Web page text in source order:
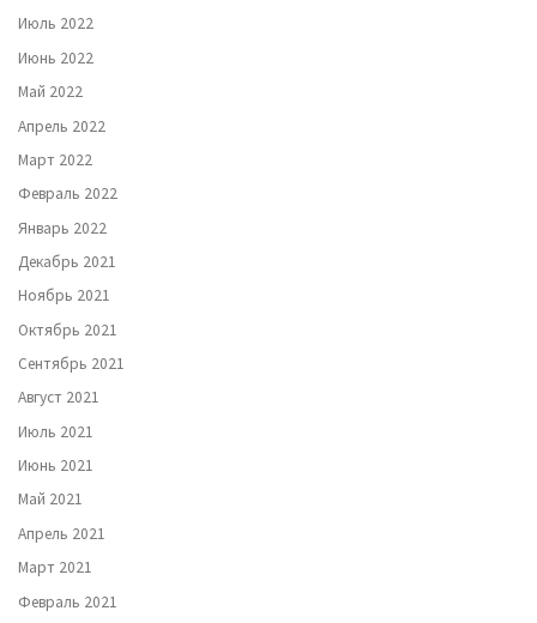
Июль 2022
Июнь 2022
Май 2022
Апрель 2022
Март 2022
Февраль 2022
Январь 2022
Декабрь 2021
Ноябрь 2021
Октябрь 2021
Сентябрь 2021
Август 2021
Июль 2021
Июнь 2021
Май 2021
Апрель 2021
Март 2021
Февраль 2021